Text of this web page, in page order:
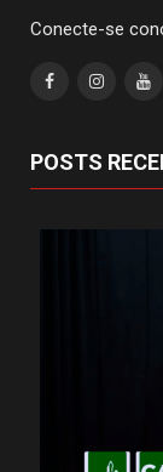
Conecte-se
POSTS